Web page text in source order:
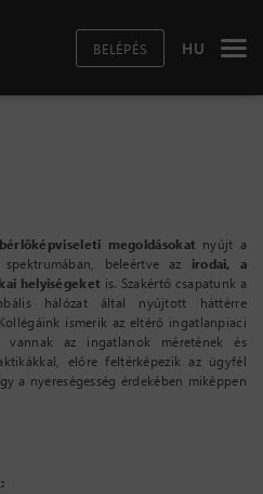
BELÉPÉS HU
bérlőképviseleti megoldásokat nyújt a
beleértve az irodai, a
helyiségeket is. Szakértő csapatunk a
hálózat által nyújtott háttérre
ismerik az eltérő ingatlanpiaci
vannak az ingatlanok méretének és
előre feltérképezik az ügyfél
a nyereségesség érdekében miképpen